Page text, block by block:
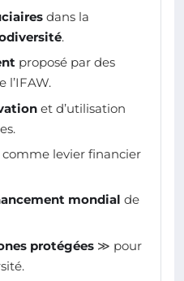
dans la
.
proposé par des
l’IFAW.
et d’utilisation
comme levier financier
mondial de
protégées ≫ pour